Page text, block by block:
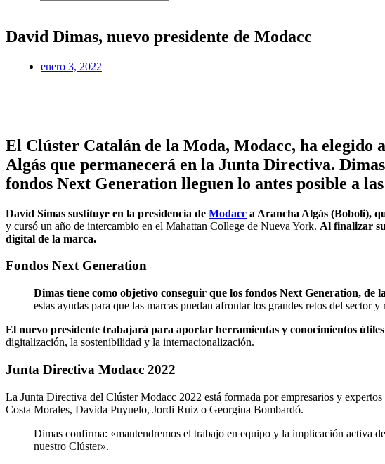
David Dimas, nuevo presidente de Modacc
enero 3, 2022
El Clúster Catalán de la Moda, Modacc, ha elegido
Algás que permanecerá en la Junta Directiva.
fondos Next Generation lleguen lo antes posible a
David Simas sustituye en la presidencia de Modacc a Arancha Algás (Boboli),
y cursó un año de intercambio en el Mahattan College de Nueva York. Al finalizar
digital de la marca.
Fondos Next Generation
Dimas tiene como objetivo conseguir que los fondos Next Generation, de
estas ayudas para que las marcas puedan afrontar los grandes retos del
El nuevo presidente trabajará para aportar herramientas y conocimientos útiles
digitalización, la sostenibilidad y la internacionalización.
Junta Directiva Modacc 2022
La Junta Directiva del Clúster Modacc 2022 está formada por empresarios y
Costa Morales, Davida Puyuelo, Jordi Ruiz o Georgina Bombardó.
Dimas confirma: «mantendremos el trabajo en equipo y la implicación activa
nuestro Clúster».